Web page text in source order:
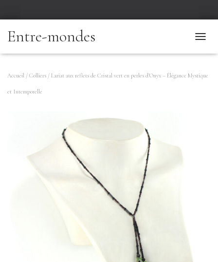
Entre-mondes
O
G
Accueil / Colliers / Lariat aux reflets de Cristal vert en perles d’Onyx – Élégance Mystique
et Intemporelle